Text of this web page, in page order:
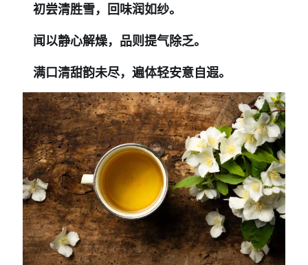
初尝清胜雪，回味润如纱。
闻以静心解燥，品则提气除乏。
满口清甜韵未尽，遍体轻安意自遐。